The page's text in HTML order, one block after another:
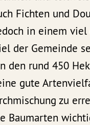
Fichten und
in einem
der Gemeinde
den rund 450
gute
zu
Baumarten